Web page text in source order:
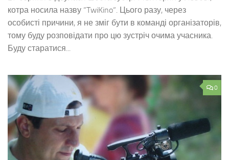
котра носила назву “TwiKino“. Цього разу, через
особисті причини, я не зміг бути в команді організаторів,
тому буду розповідати про цю зустріч очима учасника.
Буду старатися...
0